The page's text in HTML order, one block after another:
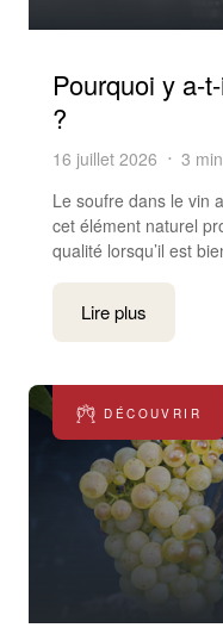
Pourquoi y a-
?
16 juillet 2026
3 min
Le soufre dans le vin
cet élément naturel
qualité lorsqu’il est
Lire plus
DÉCOUVRIR